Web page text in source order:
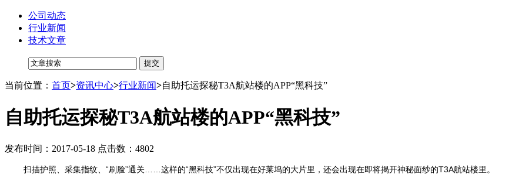
公司动态
行业新闻
技术文章
当前位置： 首页>资讯中心>行业新闻>自助托运探秘T3A航站楼的APP“黑科技”
自助托运探秘T3A航站楼的APP“黑科技”
发布时间：2017-05-18 点击数：4802
扫描护照、采集指纹、“刷脸”通关……这样的“黑科技”不仅出现在好莱坞的大片里，还会出现在即将揭开神秘面纱的T3A航站楼里。